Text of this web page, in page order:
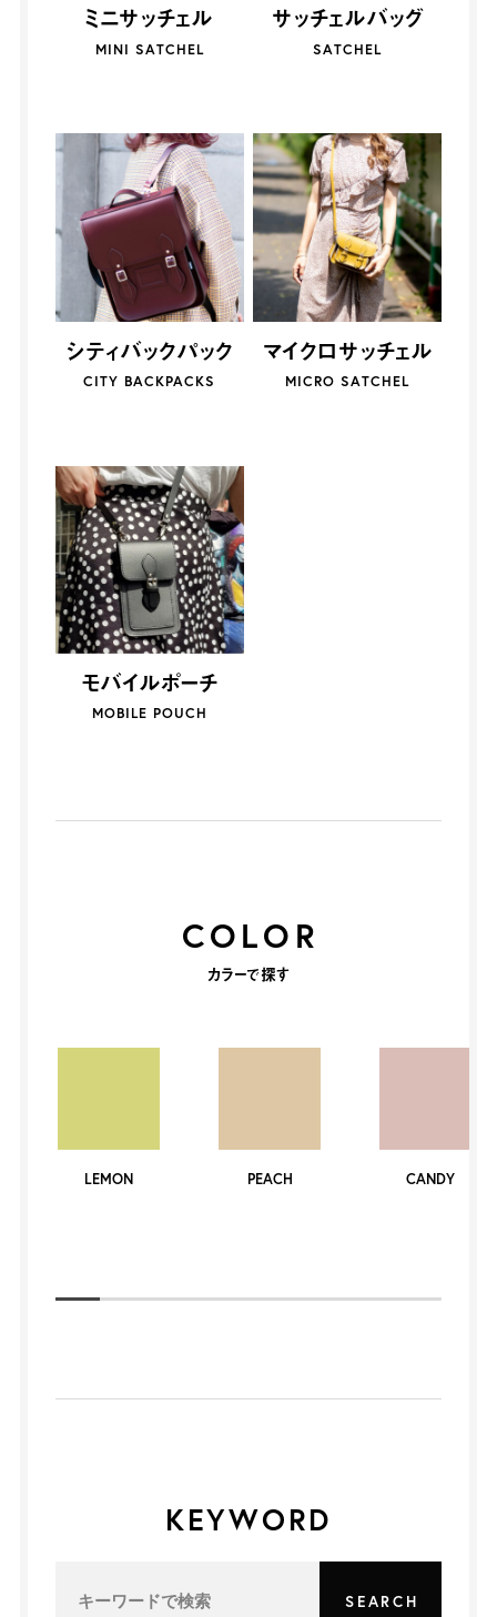
ミニサッチェル
MINI SATCHEL
サッチェルバッグ
SATCHEL
シティバックパック
CITY BACKPACKS
マイクロサッチェル
MICRO SATCHEL
モバイルポーチ
MOBILE POUCH
COLOR
カラーで探す
LEMON PEACH CANDY
KEYWORD